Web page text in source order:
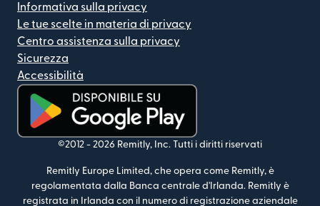
Informativa sulla privacy
Le tue scelte in materia di privacy
Centro assistenza sulla privacy
Sicurezza
Accessibilità
(si apre in una nuova finestra)
©2012 - 2026 Remitly, Inc. Tutti i diritti riservati
Remitly Europe Limited, che opera come Remitly, è
regolamentata dalla Banca centrale d'Irlanda. Remitly è
registrata in Irlanda con il numero di registrazione aziendale